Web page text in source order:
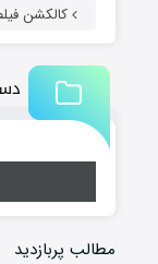
کالکشن
مطالب پربازدید